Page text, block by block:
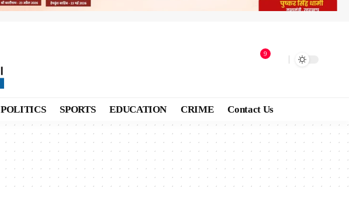
9
POLITICS SPORTS EDUCATION CRIME Contact Us